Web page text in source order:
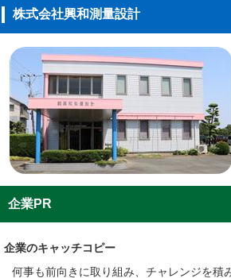
株式会社興和測量設計
企業PR
企業のキャッチコピー
何事も前向きに取り組み、チャレンジを積